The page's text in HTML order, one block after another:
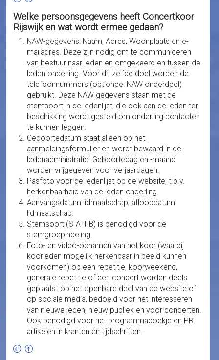
Welke persoonsgegevens heeft Concertkoor
Rijswijk en wat wordt ermee gedaan?
NAW-gegevens: Naam, Adres, Woonplaats en e-
mailadres. Deze zijn nodig om te communiceren
van bestuur naar leden en omgekeerd en tussen de
leden onderling. Voor dit zelfde doel worden de
telefoonnummers (optioneel NAW onderdeel)
gebruikt. Deze NAW gegevens staan met de
stemsoort in de ledenlijst, die ook aan de leden ter
beschikking wordt gesteld om onderling contacten
te kunnen leggen.
Geboortedatum staat alleen op het
aanmeldingsformulier en wordt bewaard in de
ledenadministratie. Geboortedag en -maand
worden vrijgegeven voor verjaardagen.
Pasfoto voor de ledenlijst op de website, t.b.v.
herkenbaarheid van de leden onderling.
Aanvangsdatum lidmaatschap, afloopdatum
lidmaatschap.
Stemsoort (S-A-T-B) is benodigd voor de
stemgroepindeling.
Foto- en video-opnamen van het koor (waarbij
koorleden mogelijk herkenbaar in beeld kunnen
voorkomen) op een repetitie, koorweekend,
generale repetitie of een concert worden deels
geplaatst op het openbare deel van de website of
op sociale media, bedoeld voor het interesseren
van nieuwe leden, nieuw publiek en voor concerten.
Ook benodigd voor het programmaboekje en PR
artikelen in kranten en tijdschriften.